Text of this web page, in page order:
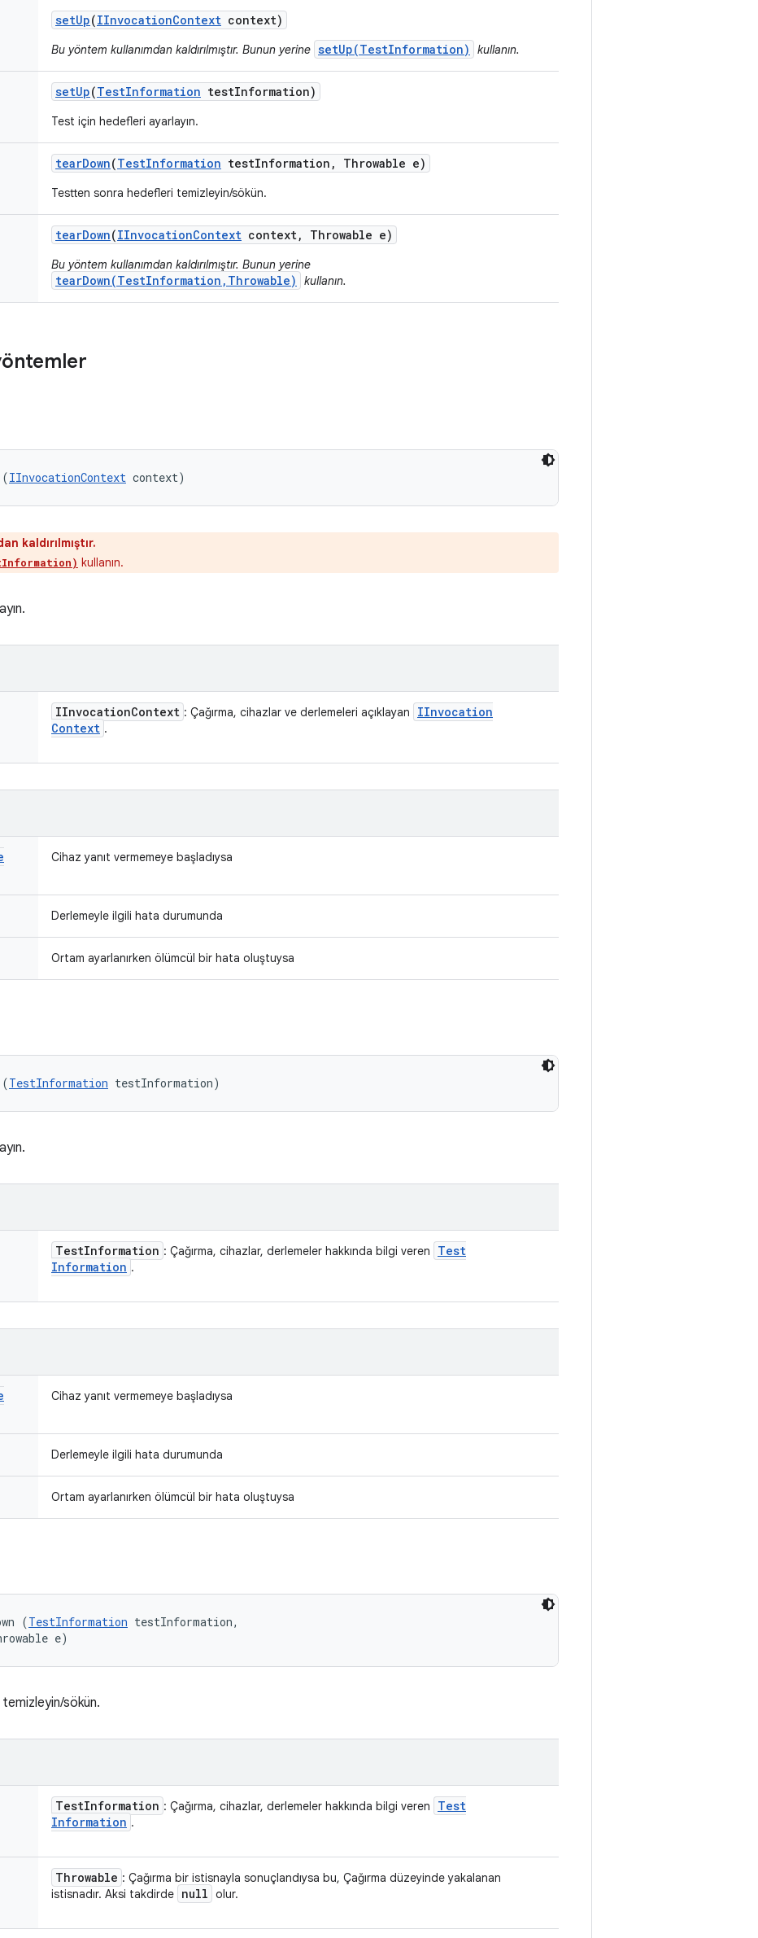
setUp(IInvocationContext context)
Bu yöntem kullanımdan kaldırılmıştır. Bunun yerine setUp(TestInformation) kullanın.
setUp(TestInformation testInformation)
Test için hedefleri ayarlayın.
tearDown(TestInformation testInformation , Throwable e)
Testten sonra hedefleri temizleyin/sökün.
tearDown(IInvocationContext context, Throwable e)
Bu yöntem kullanımdan kaldırılmıştır. Bunun yerine
tearDown(TestInformation,Throwable) kullanın.
IInvocationContext context)
kaldırılmıştır.
kullanın.
IInvocationContext : Çağırma, cihazlar ve derlemeleri açıklayan
IInvocation
Context .
Cihaz yanıt vermemeye başladıysa
Derlemeyle ilgili hata durumunda
Ortam ayarlanırken ölümcül bir hata oluştuysa
TestInformation testInformation)
TestInformation : Çağırma, cihazlar, derlemeler hakkında bilgi veren
Test
Information .
Cihaz yanıt vermemeye başladıysa
Derlemeyle ilgili hata durumunda
Ortam ayarlanırken ölümcül bir hata oluştuysa
(TestInformation testInformation,
e)
sökün.
TestInformation : Çağırma, cihazlar, derlemeler hakkında bilgi veren
Test
Information .
Throwable : Çağırma bir istisnayla sonuçlandıysa bu, Çağırma düzeyinde yakalanan
istisnadır. Aksi takdirde null olur.